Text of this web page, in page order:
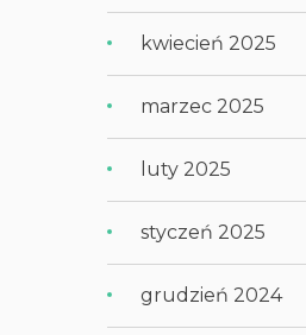
kwiecień 2025
marzec 2025
luty 2025
styczeń 2025
grudzień 2024